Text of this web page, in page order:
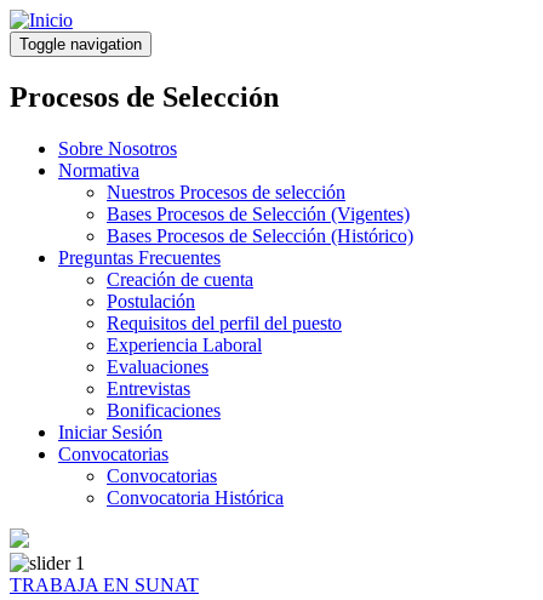
Pasar
al
contenido
principal
Toggle navigation
Procesos de Selección
Sobre Nosotros
Normativa
Nuestros Procesos de selección
Bases Procesos de Selección (Vigentes)
Bases Procesos de Selección (Histórico)
Preguntas Frecuentes
Creación de cuenta
Postulación
Requisitos del perfil del puesto
Experiencia Laboral
Evaluaciones
Entrevistas
Bonificaciones
Iniciar Sesión
Convocatorias
Convocatorias
Convocatoria Histórica
TRABAJA EN SUNAT